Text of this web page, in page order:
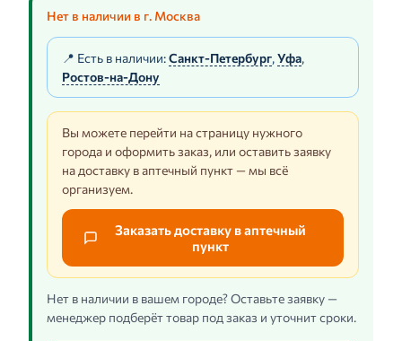
Нет в наличии в г. Москва
📍 Есть в наличии:Санкт-Петербург,Уфа,
Ростов-на-Дону
Вы можете перейти на страницу нужного
города и оформить заказ, или оставить заявку
на доставку в аптечный пункт — мы всё
организуем.
Заказать доставку в аптечный
пункт
Нет в наличии в вашем городе? Оставьте заявку —
менеджер подберёт товар под заказ и уточнит сроки.